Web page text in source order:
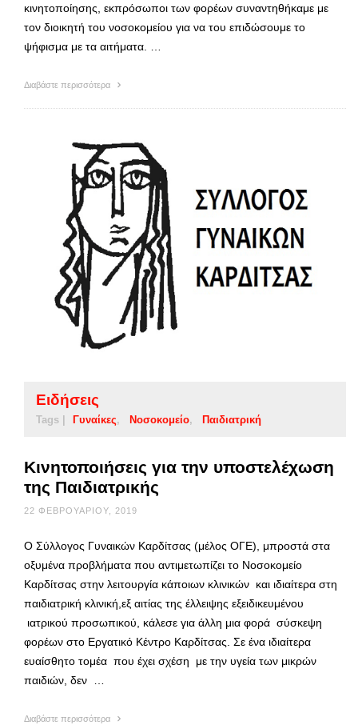
κινητοποίησης, εκπρόσωποι των φορέων συναντηθήκαμε με
τον διοικητή του νοσοκομείου για να του επιδώσουμε το
ψήφισμα με τα αιτήματα. …
Διαβάστε περισσότερα
Ειδήσεις
Tags | Γυναίκες Νοσοκομείο Παιδιατρική
Κινητοποιήσεις για την υποστελέχωση
της Παιδιατρικής
22 ΦΕΒΡΟΥΑΡΊΟΥ, 2019
Ο Σύλλογος Γυναικών Καρδίτσας (μέλος ΟΓΕ), μπροστά στα
οξυμένα προβλήματα που αντιμετωπίζει το Νοσοκομείο
Καρδίτσας στην λειτουργία κάποιων κλινικών και ιδιαίτερα στη
παιδιατρική κλινική,εξ αιτίας της έλλειψης εξειδικευμένου
ιατρικού προσωπικού, κάλεσε για άλλη μια φορά σύσκεψη
φορέων στο Εργατικό Κέντρο Καρδίτσας. Σε ένα ιδιαίτερα
ευαίσθητο τομέα που έχει σχέση με την υγεία των μικρών
παιδιών, δεν …
Διαβάστε περισσότερα